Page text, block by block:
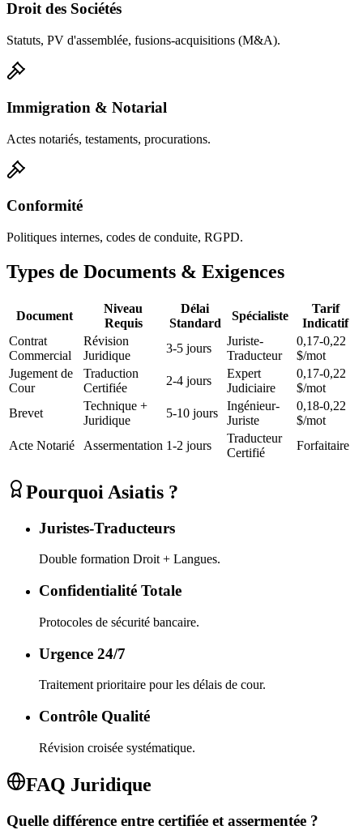
Droit des Sociétés
Statuts, PV d'assemblée, fusions-acquisitions (M&A).
Immigration & Notarial
Actes notariés, testaments, procurations.
Conformité
Politiques internes, codes de conduite, RGPD.
Types de Documents & Exigences
Document
Niveau
Requis
Délai
Standard
Spécialiste
Tarif
Indicatif
Contrat
Commercial
Révision
Juridique
3-5 jours
Juriste-
Traducteur
0,17-0,22
$/mot
Jugement de
Cour
Traduction
Certifiée
2-4 jours
Expert
Judiciaire
0,17-0,22
$/mot
Brevet
Technique +
Juridique
5-10 jours
Ingénieur-
Juriste
0,18-0,22
$/mot
Acte Notarié
Assermentation 1-2 jours
Traducteur
Certifié
Forfaitaire
Pourquoi Asiatis ?
Juristes-Traducteurs
Double formation Droit + Langues.
Confidentialité Totale
Protocoles de sécurité bancaire.
Urgence 24/7
Traitement prioritaire pour les délais de cour.
Contrôle Qualité
Révision croisée systématique.
FAQ Juridique
Quelle différence entre certifiée et assermentée ?